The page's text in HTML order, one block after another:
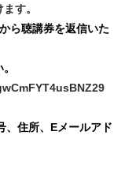
す。
ら聴講券を返信いた
住所、Eメールアド